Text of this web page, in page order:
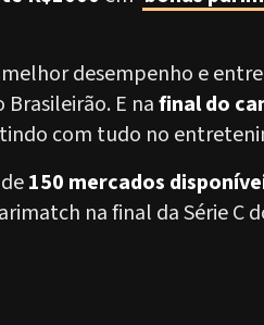
desempenho e
Brasileirão. E nafinal do
com tudo no
150 mercados
na final da Série C